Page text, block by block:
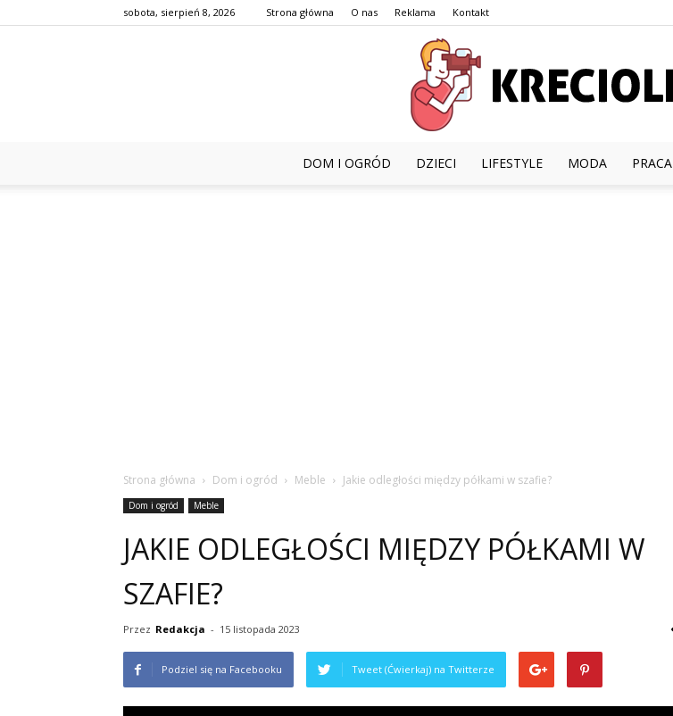
sobota, sierpień 8, 2026 Strona główna O nas Reklama Kontakt
DOM I OGRÓD DZIECI LIFESTYLE MODA PRACA
Strona główna Dom i ogród Meble Jakie odległości między półkami w szafie?
Dom i ogród Meble
JAKIE ODLEGŁOŚCI MIĘDZY PÓŁKAMI W
SZAFIE?
Przez Redakcja - 15 listopada 2023
Podziel się na Facebooku Tweet (Ćwierkaj) na Twitterze